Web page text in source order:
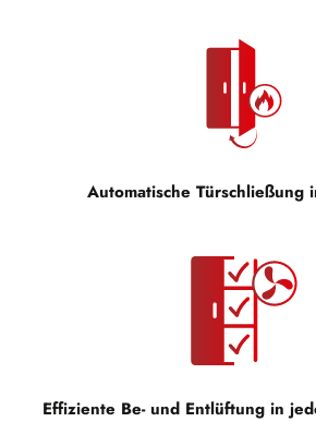
Automatische Türschließung
Effiziente Be- und Entlüftung in